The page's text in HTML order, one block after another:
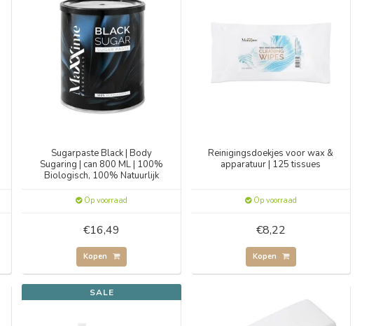
Sugarpaste Black | Body
Sugaring | can 800 ML | 100%
Biologisch, 100% Natuurlijk
Op voorraad
€16,49
Kopen
Reinigingsdoekjes voor wax &
apparatuur | 125 tissues
Op voorraad
€8,22
Kopen
SALE